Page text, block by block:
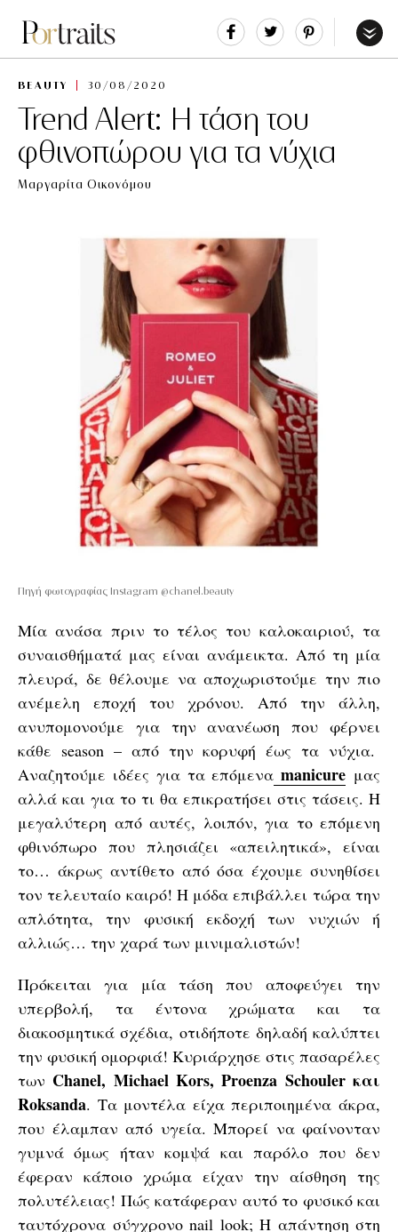
Share Tweet
BEAUTY 30/08/2020
Trend Alert: Η τάση του
φθινοπώρου για τα νύχια
Μαργαρίτα Οικονόμου
Πηγή φωτογραφίας Instagram @chanel.beauty
Μία ανάσα πριν το τέλος του καλοκαιριού, τα
συναισθήματά μας είναι ανάμεικτα. Από τη μία
πλευρά, δε θέλουμε να αποχωριστούμε την πιο
ανέμελη εποχή του χρόνου. Από την άλλη,
ανυπομονούμε για την ανανέωση που φέρνει
κάθε season – από την κορυφή έως τα νύχια.
Αναζητούμε ιδέες για τα επόμενα manicure μας
αλλά και για το τι θα επικρατήσει στις τάσεις. Η
μεγαλύτερη από αυτές, λοιπόν, για το επόμενη
φθινόπωρο που πλησιάζει «απειλητικά», είναι
το… άκρως αντίθετο από όσα έχουμε συνηθίσει
τον τελευταίο καιρό! Η μόδα επιβάλλει τώρα την
απλότητα, την φυσική εκδοχή των νυχιών ή
αλλιώς… την χαρά των μινιμαλιστών!
Πρόκειται για μία τάση που αποφεύγει την
υπερβολή, τα έντονα χρώματα και τα
διακοσμητικά σχέδια, οτιδήποτε δηλαδή καλύπτει
την φυσική ομορφιά! Κυριάρχησε στις πασαρέλες
των Chanel, Michael Kors, Proenza Schouler και
Roksanda. Τα μοντέλα είχα περιποιημένα άκρα,
που έλαμπαν από υγεία. Μπορεί να φαίνονταν
γυμνά όμως ήταν κομψά και παρόλο που δεν
έφεραν κάποιο χρώμα είχαν την αίσθηση της
πολυτέλειας! Πώς κατάφεραν αυτό το φυσικό και
ταυτόχρονα σύγχρονο nail look; Η απάντηση στη